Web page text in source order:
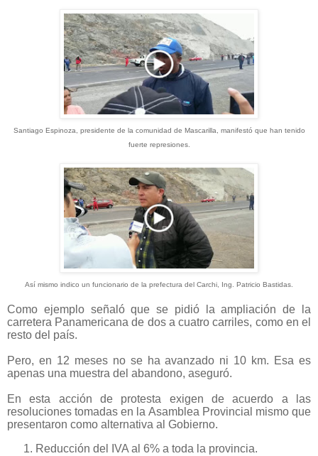
Santiago Espinoza, presidente de la comunidad de Mascarilla, manifestó que han tenido
fuerte represiones.
Así mismo indico un funcionario de la prefectura del Carchi, Ing. Patricio Bastidas.
Como ejemplo señaló que se pidió la ampliación de la
carretera Panamericana de dos a cuatro carriles, como en el
resto del país.
Pero, en 12 meses no se ha avanzado ni 10 km. Esa es
apenas una muestra del abandono, aseguró.
En esta acción de protesta exigen de acuerdo a las
resoluciones tomadas en la Asamblea Provincial mismo que
presentaron como alternativa al Gobierno.
Reducción del IVA al 6% a toda la provincia.